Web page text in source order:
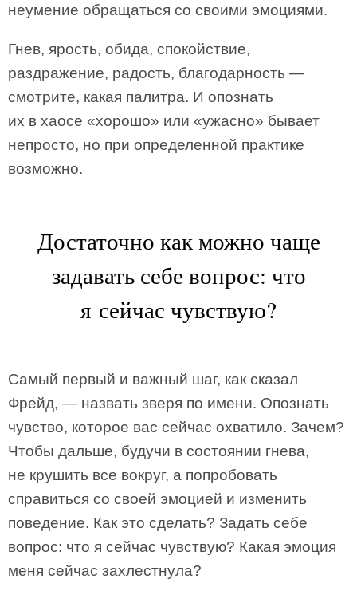
неумение обращаться со своими эмоциями.
Гнев, ярость, обида, спокойствие,
раздражение, радость, благодарность —
смотрите, какая палитра. И опознать
их в хаосе «хорошо» или «ужасно» бывает
непросто, но при определенной практике
возможно.
Достаточно как можно чаще
задавать себе вопрос: что
я сейчас чувствую?
Самый первый и важный шаг, как сказал
Фрейд, — назвать зверя по имени. Опознать
чувство, которое вас сейчас охватило. Зачем?
Чтобы дальше, будучи в состоянии гнева,
не крушить все вокруг, а попробовать
справиться со своей эмоцией и изменить
поведение. Как это сделать? Задать себе
вопрос: что я сейчас чувствую? Какая эмоция
меня сейчас захлестнула?